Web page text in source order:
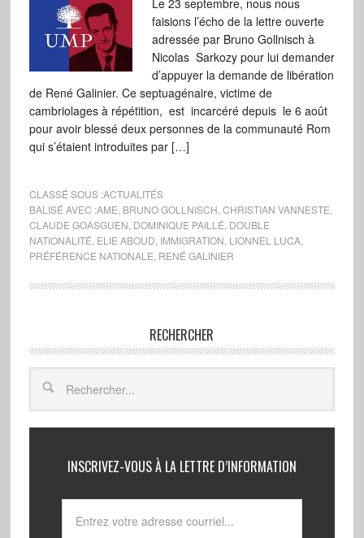
Le 23 septembre, nous nous
faisions l’écho de la lettre ouverte
adressée par Bruno Gollnisch à
Nicolas Sarkozy pour lui demander
d’appuyer la demande de libération
de René Galinier. Ce septuagénaire, victime de
cambriolages à répétition, est incarcéré depuis le 6 août
pour avoir blessé deux personnes de la communauté Rom
qui s’étaient introduites par […]
CLASSÉ SOUS :ACTUALITÉS
BALISÉ AVEC :AME BRUNO GOLLNISCH CHRISTIAN VANNESTE
CLAUDE GOASGUEN DOMINIQUE PAILLÉ DOUBLE
NATIONALITÉ ELIE ABOUD IMMIGRATION LIONNEL LUCA,
PRÉFÉRENCE NATIONALE RENÉ GALINIER
RECHERCHER
INSCRIVEZ-VOUS À LA LETTRE D’INFORMATION